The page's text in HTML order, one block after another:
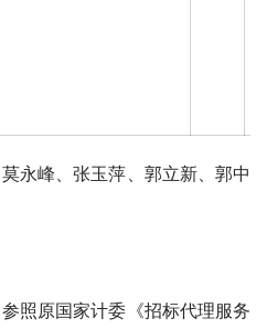
永峰、张玉萍、郭立新、郭中
照原国家计委《招标代理服务